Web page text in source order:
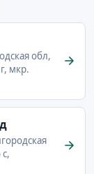
обл,
мкр.